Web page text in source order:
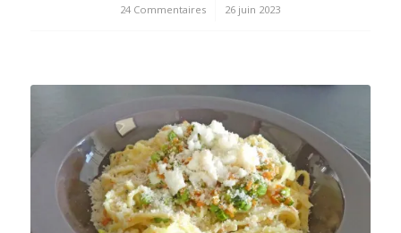
24 Commentaires
/ 26 juin 2023